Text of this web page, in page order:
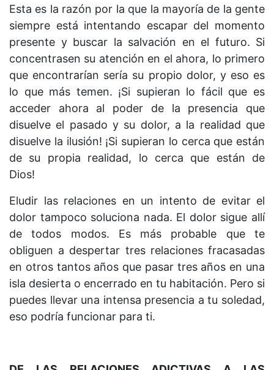
Esta es la razón por la que la mayoría de la gente
siempre está intentando escapar del momento
presente y buscar la salvación en el futuro. Si
concentrasen su atención en el ahora, lo primero
que encontrarían sería su propio dolor, y eso es
lo que más temen. ¡Si supieran lo fácil que es
acceder ahora al poder de la presencia que
disuelve el pasado y su dolor, a la realidad que
disuelve la ilusión! ¡Si supieran lo cerca que están
de su propia realidad, lo cerca que están de
Dios!
Eludir las relaciones en un intento de evitar el
dolor tampoco soluciona nada. El dolor sigue allí
de todos modos. Es más probable que te
obliguen a despertar tres relaciones fracasadas
en otros tantos años que pasar tres años en una
isla desierta o encerrado en tu habitación. Pero si
puedes llevar una intensa presencia a tu soledad,
eso podría funcionar para ti.